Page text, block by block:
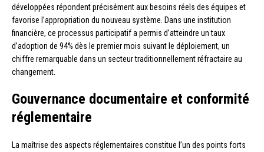
développées répondent précisément aux besoins réels des équipes et
favorise l’appropriation du nouveau système. Dans une institution
financière, ce processus participatif a permis d’atteindre un taux
d’adoption de 94% dès le premier mois suivant le déploiement, un
chiffre remarquable dans un secteur traditionnellement réfractaire au
changement.
Gouvernance documentaire et conformité
réglementaire
La maîtrise des aspects réglementaires constitue l’un des points forts